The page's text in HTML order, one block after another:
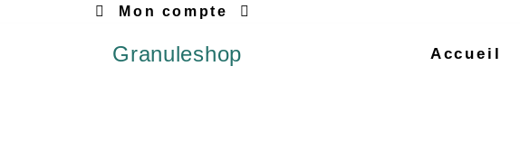
Mon compte
Granuleshop Accueil